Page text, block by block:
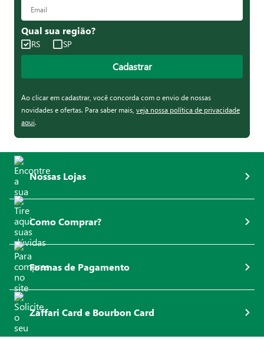
Qual sua região?
RS SP
Cadastrar
Ao clicar em cadastrar, você concorda com o envio de nossas
novidades e ofertas. Para saber mais, veja nossa política de privacidade
aqui.
Nossas Lojas
Como Comprar?
Formas de Pagamento
Zaffari Card e Bourbon Card